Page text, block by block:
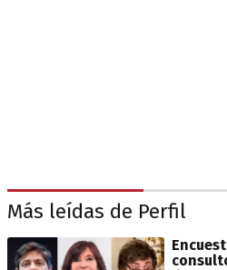
Más leídas de Perfil